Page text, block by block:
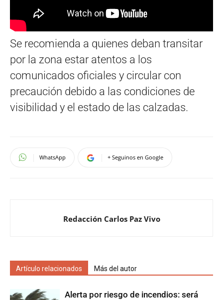
Se recomienda a quienes deban transitar
por la zona estar atentos a los
comunicados oficiales y circular con
precaución debido a las condiciones de
visibilidad y el estado de las calzadas.
WhatsApp + Seguinos en Google
Redacción Carlos Paz Vivo
Artículo relacionados Más del autor
Alerta por riesgo de incendios: será